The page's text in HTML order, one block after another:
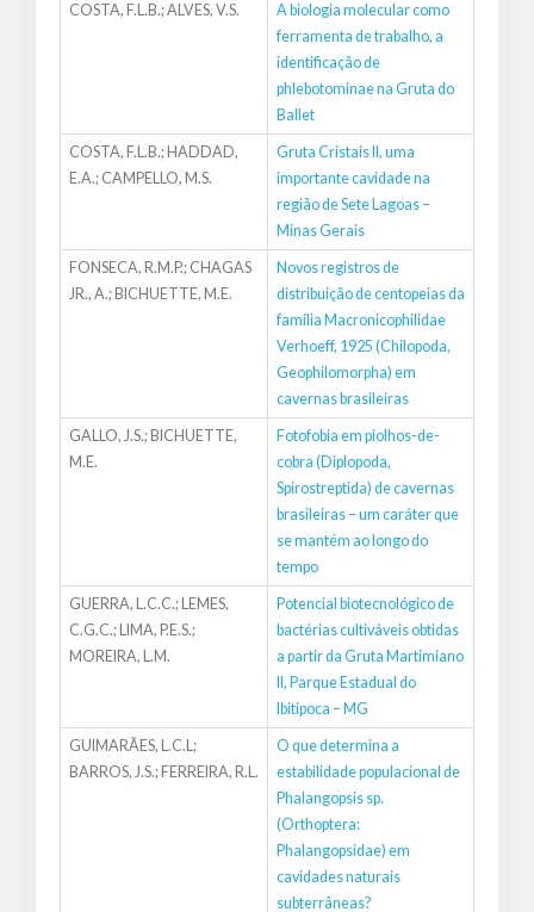
COSTA, F.L.B.; ALVES, V.S.
A biologia molecular como
ferramenta de trabalho, a
identificação de
phlebotominae na Gruta do
Ballet
COSTA, F.L.B.; HADDAD,
E.A.; CAMPELLO, M.S.
Gruta Cristais II, uma
importante cavidade na
região de Sete Lagoas –
Minas Gerais
FONSECA, R.M.P.; CHAGAS
JR., A.; BICHUETTE, M.E.
Novos registros de
distribuição de centopeias da
família Macronicophilidae
Verhoeff, 1925 (Chilopoda,
Geophilomorpha) em
cavernas brasileiras
GALLO, J.S.; BICHUETTE,
M.E.
Fotofobia em piolhos-de-
cobra (Diplopoda,
Spirostreptida) de cavernas
brasileiras – um caráter que
se mantém ao longo do
tempo
GUERRA, L.C.C.; LEMES,
C.G.C.; LIMA, P.E.S.;
MOREIRA, L.M.
Potencial biotecnológico de
bactérias cultiváveis obtidas
a partir da Gruta Martimiano
II, Parque Estadual do
Ibitipoca – MG
GUIMARÃES, L.C.L;
BARROS, J.S.; FERREIRA, R.L.
O que determina a
estabilidade populacional de
Phalangopsis sp.
(Orthoptera:
Phalangopsidae) em
cavidades naturais
subterrâneas?